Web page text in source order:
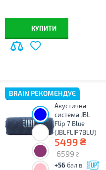
КУПИТИ
BRAIN РЕКОМЕНДУЄ
Акустична
система JBL
Flip 7 Blue
(JBLFLIP7BLU)
5499₴
6599 ₴
+56 балів